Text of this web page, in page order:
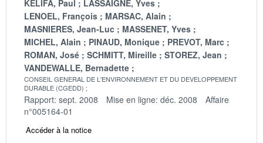
KELIFA, Paul
LASSAIGNE, Yves
LENOEL, François
MARSAC, Alain
MASNIERES, Jean-Luc
MASSENET, Yves
MICHEL, Alain
PINAUD, Monique
PREVOT, Marc
ROMAN, José
SCHMITT, Mireille
STOREZ, Jean
VANDEWALLE, Bernadette
CONSEIL GENERAL DE L'ENVIRONNEMENT ET DU DEVELOPPEMENT
DURABLE (CGEDD)
Rapport: sept. 2008 Mise en ligne: déc. 2008
Affaire
n°005164-01
Accéder à la notice